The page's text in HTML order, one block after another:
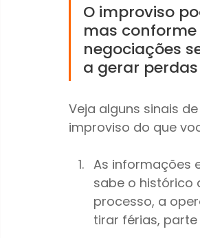
O improviso
mas
negociações
a gerar
Veja alguns sinais
improviso do que
As informações
sabe o histórico
processo, a
tirar férias,